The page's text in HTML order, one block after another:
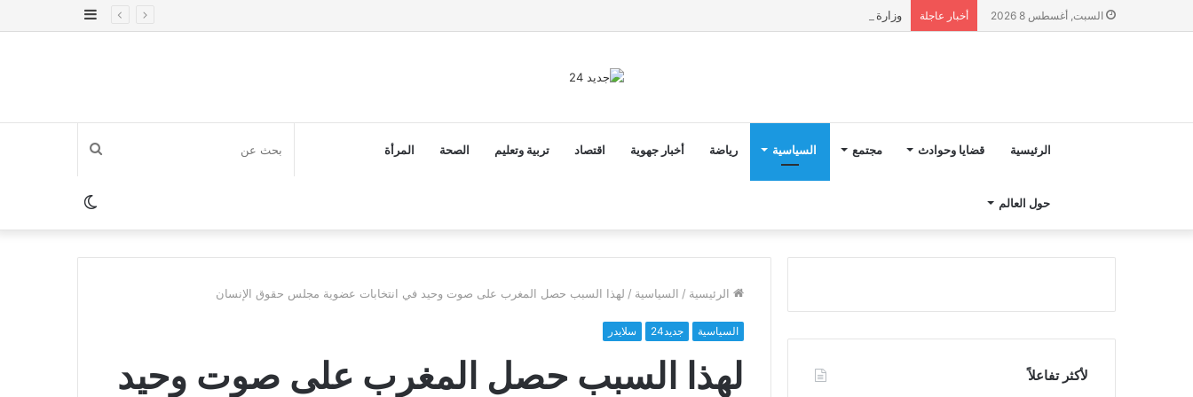
السبت, أغسطس 8 2026 أخبار عاجلة وزارة التربية الوطنية تؤكد انطلاق الدخول المدرسي 2026-2027 في موعده الرسمي
إضافة
الرئيسية قضايا وحوادث مجتمع السياسية رياضة أخبار جهوية اقتصاد تربية وتعليم الصحة المرأة
حول العالم
بحث
عنالوضع
المظلم
الرئيسية / السياسية / لهذا السبب حصل المغرب على صوت وحيد في انتخابات عضوية مجلس حقوق الإنسان
السياسية جديد24 سلايدر
لهذا السبب حصل المغرب على صوت وحيد
لأكثر تفاعلاً